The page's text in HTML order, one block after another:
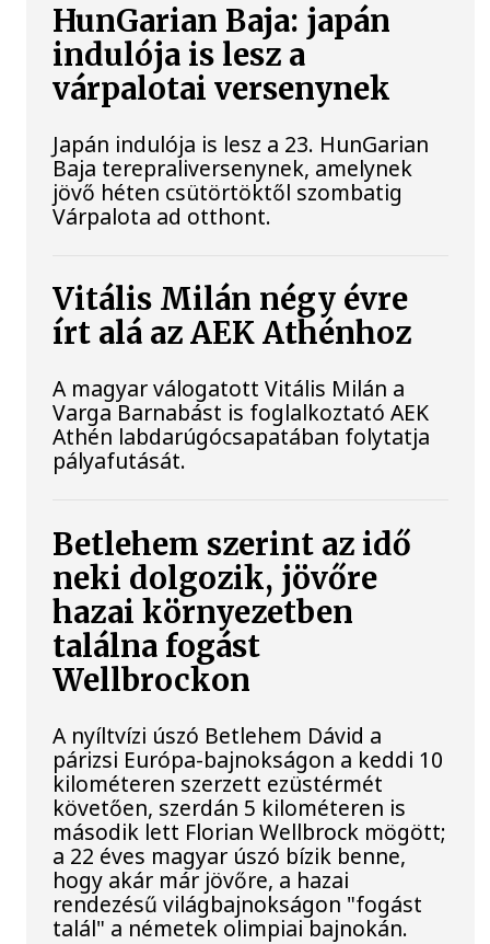
HunGarian Baja: japán
indulója is lesz a
várpalotai versenynek
Japán indulója is lesz a 23. HunGarian
Baja terepraliversenynek, amelynek
jövő héten csütörtöktől szombatig
Várpalota ad otthont.
Vitális Milán négy évre
írt alá az AEK Athénhoz
A magyar válogatott Vitális Milán a
Varga Barnabást is foglalkoztató AEK
Athén labdarúgócsapatában folytatja
pályafutását.
Betlehem szerint az idő
neki dolgozik, jövőre
hazai környezetben
találna fogást
Wellbrockon
A nyíltvízi úszó Betlehem Dávid a
párizsi Európa-bajnokságon a keddi 10
kilométeren szerzett ezüstérmét
követően, szerdán 5 kilométeren is
második lett Florian Wellbrock mögött;
a 22 éves magyar úszó bízik benne,
hogy akár már jövőre, a hazai
rendezésű világbajnokságon "fogást
talál" a németek olimpiai bajnokán.